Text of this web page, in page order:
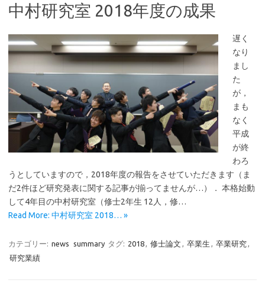
中村研究室 2018年度の成果
遅く
なり
まし
た
が，
まも
なく
平成
が終
わろ
うとしていますので，2018年度の報告をさせていただきます（ま
だ2件ほど研究発表に関する記事が揃ってませんが…）． 本格始動
して4年目の中村研究室（修士2年生 12人，修…
Read More: 中村研究室 2018… »
カテゴリー: news summary タグ: 2018, 修士論文 , 卒業生 , 卒業研究,
研究業績